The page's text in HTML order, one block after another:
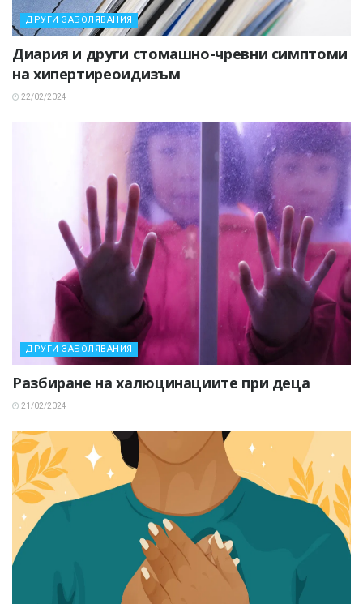
ДРУГИ ЗАБОЛЯВАНИЯ
Диария и други стомашно-чревни симптоми
на хипертиреоидизъм
22/02/2024
ДРУГИ ЗАБОЛЯВАНИЯ
Разбиране на халюцинациите при деца
21/02/2024